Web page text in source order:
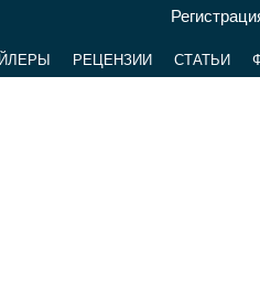
РЕЦЕНЗИИ СТАТЬИ